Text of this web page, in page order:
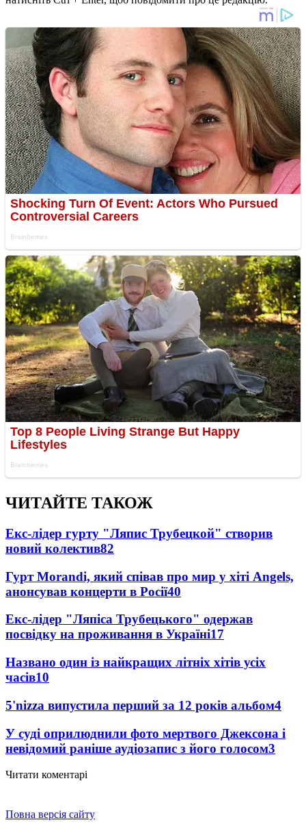
ЧИТАЙТЕ ТАКОЖ
Екс-лідер гурту "Ляпис Трубецкой" створив
новий колектив82
Гурт Morandi, який співав про мир у хіті Angels,
анонсував концерти в Росії40
Екс-лідер "Ляпіса Трубецького" одержав
посвідку на проживання в Україні17
Названо один із найкращих літніх хітів усіх
часів10
5'nizza випустила перший за 12 років альбом4
У суді оприлюднили фото мертвого Джексона і
невідомий раніше аудіозапис з його голосом3
Читати коментарі
Повна версія сайту